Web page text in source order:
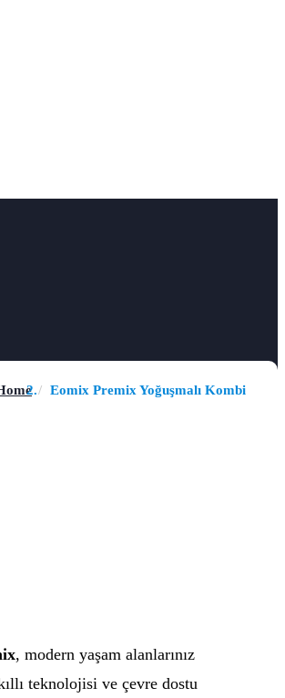
Eomix Premix Yoğuşmalı Kombi
, modern yaşam alanlarınız
teknolojisi ve çevre dostu